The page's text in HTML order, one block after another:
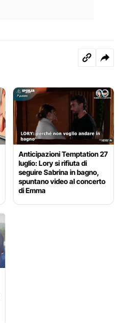
Anticipazioni Temptation 27
luglio: Lory si rifiuta di
seguire Sabrina in bagno,
spuntano video al concerto
di Emma